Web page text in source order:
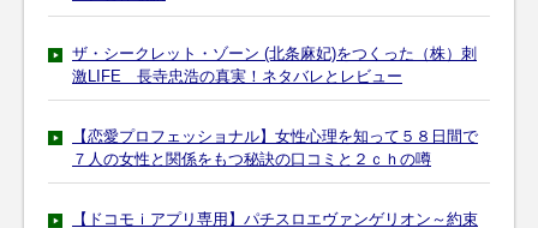
ザ・シークレット・ゾーン (北条麻妃)をつくった（株）刺
激LIFE 長寺忠浩の真実！ネタバレとレビュー
【恋愛プロフェッショナル】女性心理を知って５８日間で
７人の女性と関係をもつ秘訣の口コミと２ｃｈの噂
【ドコモｉアプリ専用】パチスロエヴァンゲリオン～約束